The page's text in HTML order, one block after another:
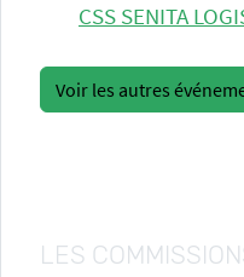
CSS SENITA
Voir les autres
LES